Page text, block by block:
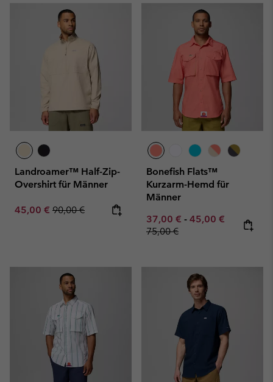
Landroamer™ Half-Zip-
Overshirt für Männer
Sale price:
45,00 € Regular price:
90,00 €
Bonefish Flats™
Kurzarm-Hemd für
Männer
Minimum sale price:
37,00 € - Maximum sale
45,00 € Regular
75,00 €